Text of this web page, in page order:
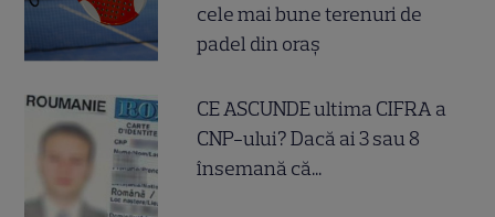
cele mai bune terenuri de
padel din oraș
CE ASCUNDE ultima CIFRA a
CNP-ului? Dacă ai 3 sau 8
însemană că...